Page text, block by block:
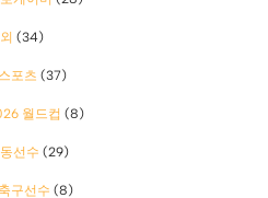
(34)
포츠 (37)
월드컵 (8)
선수 (29)
축구선수 (8)